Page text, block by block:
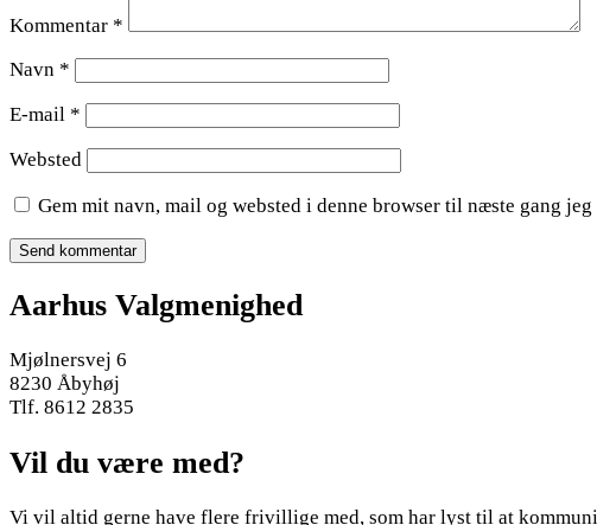
Kommentar *
Navn *
E-mail *
Websted
Gem mit navn, mail og websted i denne browser til næste gang jeg
Aarhus Valgmenighed
Mjølnersvej 6
8230 Åbyhøj
Tlf. 8612 2835
Vil du være med?
Vi vil altid gerne have flere frivillige med, som har lyst til at